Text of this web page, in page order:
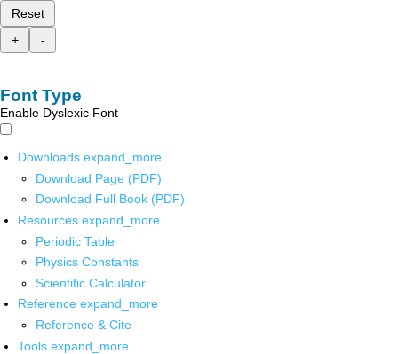
Reset
+
-
Font Type
Enable Dyslexic Font
Downloads expand_more
Download Page (PDF)
Download Full Book (PDF)
Resources expand_more
Periodic Table
Physics Constants
Scientific Calculator
Reference expand_more
Reference & Cite
Tools expand_more